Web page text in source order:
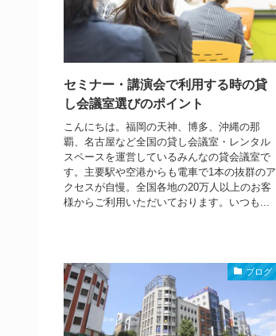
セミナー・講演会で利用する時の貸
し会議室選びのポイント
こんにちは。福岡の天神、博多、沖縄の那
覇、名古屋など全国の貸し会議室・レンタル
スペースを運営しているみんなの貸会議室で
す。主要駅や空港からも電車で1本の抜群のア
クセスが自慢。全国各地の20万人以上のお客
様からご利用いただいております。いつも...
ブログ